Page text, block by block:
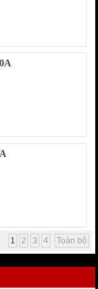
1 2 3 4 Toàn bộ